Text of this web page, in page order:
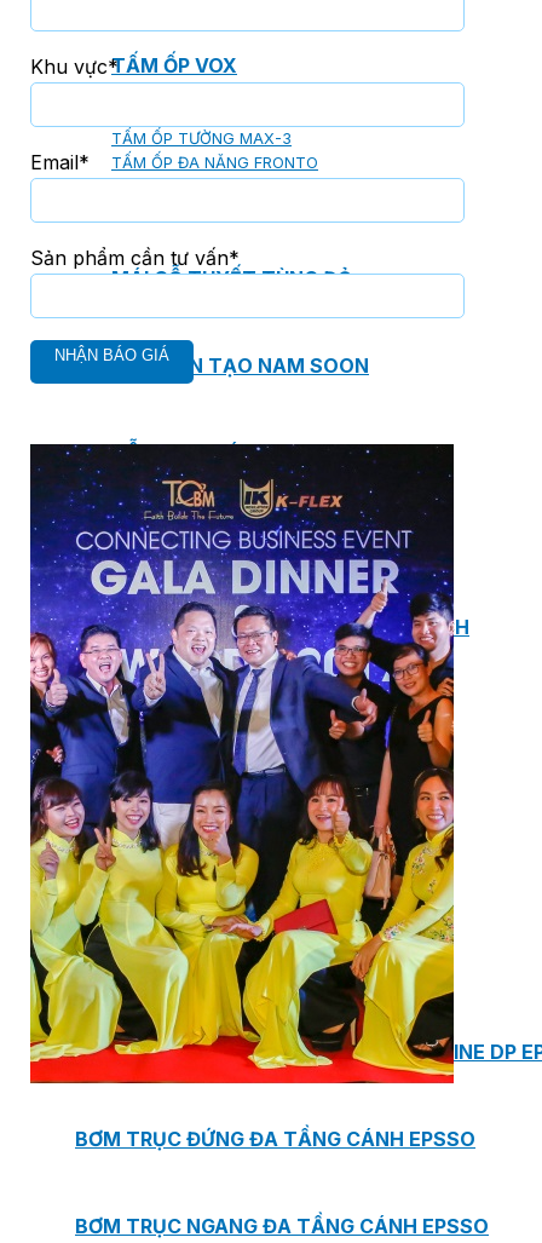
TẤM ỐP VOX
TẤM ỐP TƯỜNG MAX-3
TẤM ỐP ĐA NĂNG FRONTO
MÁI GỖ TUYẾT TÙNG ĐỎ
GỖ NHÂN TẠO NAM SOON
GỖ SINH THÁI NOVANO
VÁN OSB (VÁN DĂM ĐỊNH HƯỚNG)
MÁI LÁ NHÂN TẠO CENTRO THATCH
MASTER COPPO (KIỂU DÁNG NGÓI
ĐỊA TRUNG HẢI)
Bơm Epsso
HỆ THỐNG BƠM TĂNG ÁP EPSSO
BƠM TRỤC ĐỨNG ĐƠN TẦNG CÁNH INLINE DP
BƠM TRỤC ĐỨNG ĐA TẦNG CÁNH EPSSO
BƠM TRỤC NGANG ĐA TẦNG CÁNH EPSSO
Khu vực*
Email*
Sản phẩm cần tư vấn*